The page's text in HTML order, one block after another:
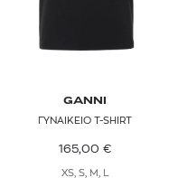
GANNI
ΓΥΝΑΙΚΕΙΟ T-SHIRT
165,00 €
XS, S, M, L